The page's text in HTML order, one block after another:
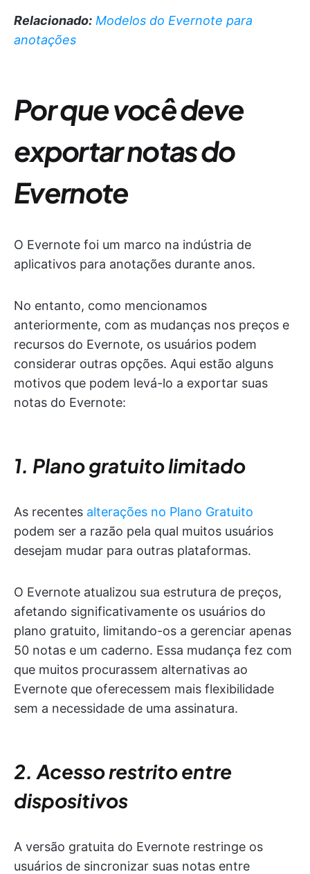
Relacionado: Modelos do Evernote para
anotações
Por que você deve
exportar notas do
Evernote
O Evernote foi um marco na indústria de
aplicativos para anotações durante anos.
No entanto, como mencionamos
anteriormente, com as mudanças nos preços e
recursos do Evernote, os usuários podem
considerar outras opções. Aqui estão alguns
motivos que podem levá-lo a exportar suas
notas do Evernote:
1. Plano gratuito limitado
As recentes alterações no Plano Gratuito
podem ser a razão pela qual muitos usuários
desejam mudar para outras plataformas.
O Evernote atualizou sua estrutura de preços,
afetando significativamente os usuários do
plano gratuito, limitando-os a gerenciar apenas
50 notas e um caderno. Essa mudança fez com
que muitos procurassem alternativas ao
Evernote que oferecessem mais flexibilidade
sem a necessidade de uma assinatura.
2. Acesso restrito entre
dispositivos
A versão gratuita do Evernote restringe os
usuários de sincronizar suas notas entre